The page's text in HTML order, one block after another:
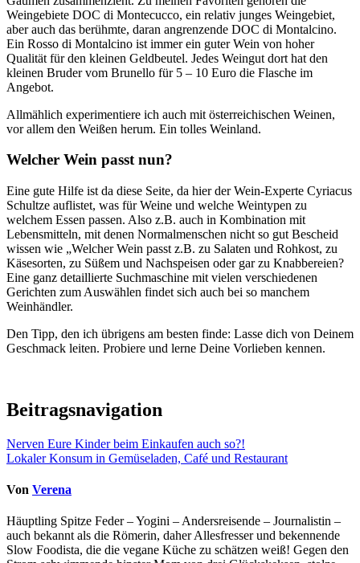
Weingebiete DOC di Montecucco, ein relativ junges Weingebiet,
aber auch das berühmte, daran angrenzende DOC di Montalcino.
Ein Rosso di Montalcino ist immer ein guter Wein von hoher
Qualität für den kleinen Geldbeutel. Jedes Weingut dort hat den
kleinen Bruder vom Brunello für 5 – 10 Euro die Flasche im
Angebot.
Allmählich experimentiere ich auch mit österreichischen Weinen,
vor allem den Weißen herum. Ein tolles Weinland.
Welcher Wein passt nun?
Eine gute Hilfe ist da diese Seite, da hier der Wein-Experte Cyriacus
Schultze auflistet, was für Weine und welche Weintypen zu
welchem Essen passen. Also z.B. auch in Kombination mit
Lebensmitteln, mit denen Normalmenschen nicht so gut Bescheid
wissen wie „Welcher Wein passt z.B. zu Salaten und Rohkost, zu
Käsesorten, zu Süßem und Nachspeisen oder gar zu Knabbereien?
Eine ganz detaillierte Suchmaschine mit vielen verschiedenen
Gerichten zum Auswählen findet sich auch bei so manchem
Weinhändler.
Den Tipp, den ich übrigens am besten finde: Lasse dich von Deinem
Geschmack leiten. Probiere und lerne Deine Vorlieben kennen.
Beitragsnavigation
Nerven Eure Kinder beim Einkaufen auch so?!
Lokaler Konsum in Gemüseladen, Café und Restaurant
Von Verena
Häuptling Spitze Feder – Yogini – Andersreisende – Journalistin –
auch bekannt als die Römerin, daher Allesfresser und bekennende
Slow Foodista, die die vegane Küche zu schätzen weiß! Gegen den